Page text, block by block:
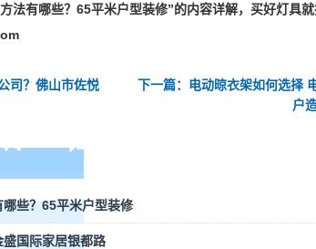
法有哪些？65平米户型装修”的内容详解，买好灯具
司？佛山市佐悦
下一篇：电动晾衣架如何选择
户
些？65平米户型装修
国际家居银都路